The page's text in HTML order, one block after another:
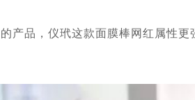
产品，仪玳这款面膜棒网红属性